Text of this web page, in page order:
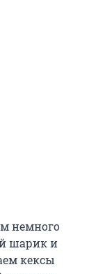
немного
шарик и
кексы